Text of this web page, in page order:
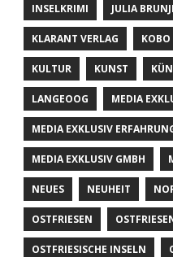
INSELKRIMI JULIA
KLARANT VERLAG KOBO
KULTUR KUNST
LANGEOOG MEDIA
MEDIA EXKLUSIV
MEDIA EXKLUSIV GMBH
NEUES NEUHEIT
OSTFRIESEN
OSTFRIESISCHE INSELN